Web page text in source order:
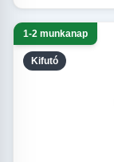
Kifutó
1-2 munkanap